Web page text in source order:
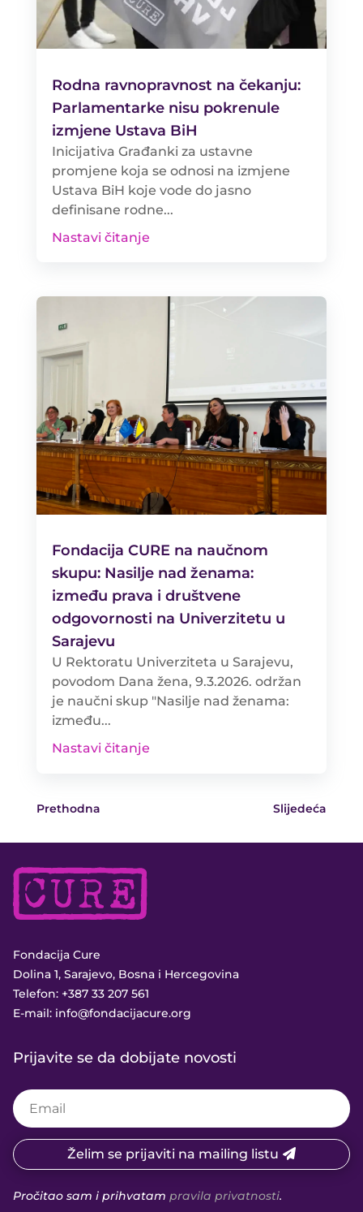
Rodna ravnopravnost na čekanju:
Parlamentarke nisu pokrenule
izmjene Ustava BiH
​Inicijativa Građanki za ustavne
promjene koja se odnosi na izmjene
Ustava BiH koje vode do jasno
definisane rodne...
Nastavi čitanje
Fondacija CURE na naučnom
skupu: Nasilje nad ženama:
između prava i društvene
odgovornosti na Univerzitetu u
Sarajevu
U Rektoratu Univerziteta u Sarajevu,
povodom Dana žena, 9.3.2026. održan
je naučni skup "Nasilje nad ženama:
između...
Nastavi čitanje
Prethodna Slijedeća
Fondacija Cure
Dolina 1, Sarajevo, Bosna i Hercegovina
Telefon: +387 33 207 561
E-mail: info@fondacijacure.org
Prijavite se da dobijate novosti
Želim se prijaviti na mailing listu
Pročitao sam i prihvatam pravila privatnosti.